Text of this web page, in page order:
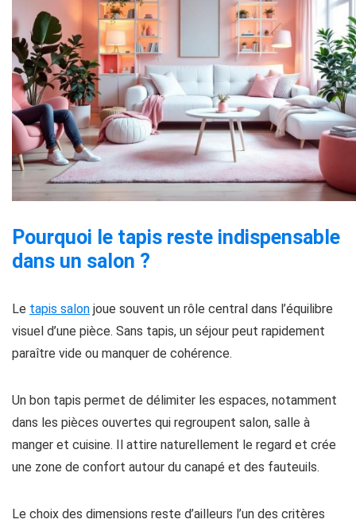
Pourquoi le tapis reste indispensable
dans un salon ?
Le tapis salon joue souvent un rôle central dans l’équilibre
visuel d’une pièce. Sans tapis, un séjour peut rapidement
paraître vide ou manquer de cohérence.
Un bon tapis permet de délimiter les espaces, notamment
dans les pièces ouvertes qui regroupent salon, salle à
manger et cuisine. Il attire naturellement le regard et crée
une zone de confort autour du canapé et des fauteuils.
Le choix des dimensions reste d’ailleurs l’un des critères